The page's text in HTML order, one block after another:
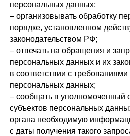
персональных данных;
– организовывать обработку
порядке, установленном
законодательством РФ;
– отвечать на обращения и
персональных данных и их
в соответствии с
персональных данных;
– сообщать в уполномоченный
субъектов персональных
органа необходимую
с даты получения такого